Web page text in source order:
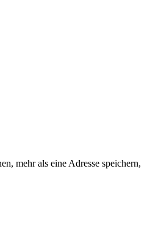
mehr als eine Adresse speichern,